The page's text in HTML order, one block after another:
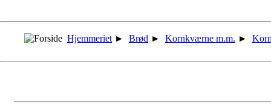
Hjemmeriet ► Brød ► Kornkværne m.m. ►